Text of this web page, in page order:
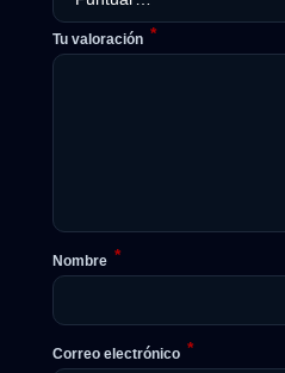
Tu valoración *
Nombre *
Correo electrónico *